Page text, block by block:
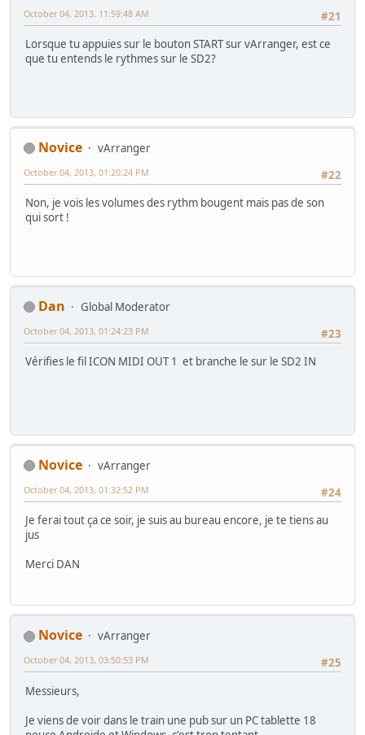
#21
October 04, 2013, 11:59:48 AM
Lorsque tu appuies sur le bouton START sur vArranger, est ce
que tu entends le rythmes sur le SD2?
Novice
vArranger
#22
October 04, 2013, 01:20:24 PM
Non, je vois les volumes des rythm bougent mais pas de son
qui sort !
Dan
Global Moderator
#23
October 04, 2013, 01:24:23 PM
Vérifies le fil ICON MIDI OUT 1 et branche le sur le SD2 IN
Novice
vArranger
#24
October 04, 2013, 01:32:52 PM
Je ferai tout ça ce soir, je suis au bureau encore, je te tiens au
jus
Merci DAN
Novice
vArranger
#25
October 04, 2013, 03:50:53 PM
Messieurs,
Je viens de voir dans le train une pub sur un PC tablette 18